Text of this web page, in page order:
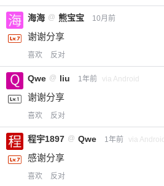
海海 @ 熊宝宝 10月前
谢谢分享
喜欢 反对
Qwe @ liu 1年前 via Android
谢谢分享
喜欢 反对
程宇1897 @ Qwe 1年前 via Android
感谢分享
喜欢 反对